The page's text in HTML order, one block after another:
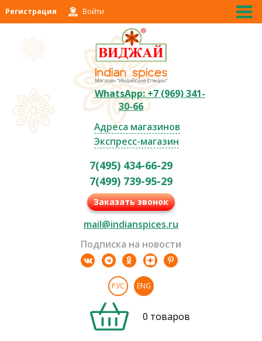
Регистрация Войти
WhatsApp: +7 (969) 341-
30-66
Адреса магазинов
Экспресс-магазин
7(495) 434-66-29
7(499) 739-95-29
Заказать звонок
mail@indianspices.ru
Подписка на новости
РУС ENG
0 товаров